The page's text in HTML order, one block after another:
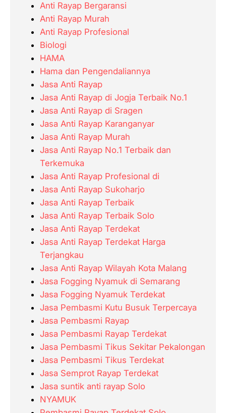
Anti Rayap Bergaransi
Anti Rayap Murah
Anti Rayap Profesional
Biologi
HAMA
Hama dan Pengendaliannya
Jasa Anti Rayap
Jasa Anti Rayap di Jogja Terbaik No.1
Jasa Anti Rayap di Sragen
Jasa Anti Rayap Karanganyar
Jasa Anti Rayap Murah
Jasa Anti Rayap No.1 Terbaik dan
Terkemuka
Jasa Anti Rayap Profesional di
Jasa Anti Rayap Sukoharjo
Jasa Anti Rayap Terbaik
Jasa Anti Rayap Terbaik Solo
Jasa Anti Rayap Terdekat
Jasa Anti Rayap Terdekat Harga
Terjangkau
Jasa Anti Rayap Wilayah Kota Malang
Jasa Fogging Nyamuk di Semarang
Jasa Fogging Nyamuk Terdekat
Jasa Pembasmi Kutu Busuk Terpercaya
Jasa Pembasmi Rayap
Jasa Pembasmi Rayap Terdekat
Jasa Pembasmi Tikus Sekitar Pekalongan
Jasa Pembasmi Tikus Terdekat
Jasa Semprot Rayap Terdekat
Jasa suntik anti rayap Solo
NYAMUK